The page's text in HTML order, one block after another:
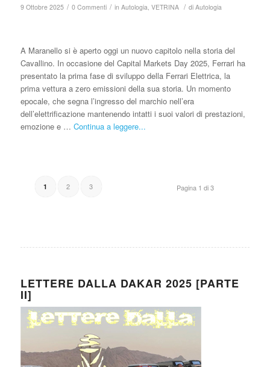
9 Ottobre 2025 / 0 Commenti / in Autologia, VETRINA / di Autologia
A Maranello si è aperto oggi un nuovo capitolo nella storia del
Cavallino. In occasione del Capital Markets Day 2025, Ferrari ha
presentato la prima fase di sviluppo della Ferrari Elettrica, la
prima vettura a zero emissioni della sua storia. Un momento
epocale, che segna l’ingresso del marchio nell’era
dell’elettrificazione mantenendo intatti i suoi valori di prestazioni,
emozione e … Continua a leggere...
Pagina 1 di 3
1 2 3
LETTERE DALLA DAKAR 2025 [PARTE
II]